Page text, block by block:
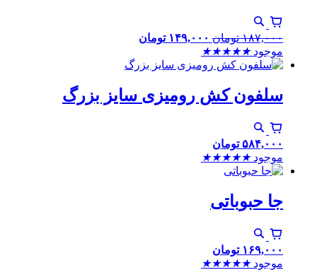
۱۸۷,۰۰۰ تومان ۱۴۹,۰۰۰ تومان
موجود ★
★
★
★
★
سلفون کش رومیزی سایز بزرگ
۵۸۴,۰۰۰ تومان
موجود ★
★
★
★
★
جا حبوباتی
۱۶۹,۰۰۰ تومان
موجود ★
★
★
★
★